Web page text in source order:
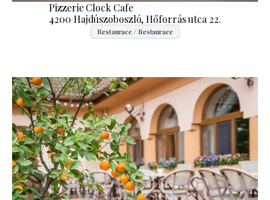
Pizzerie Clock Cafe
4200 Hajdúszoboszló, Hőforrás utca 22.
Restaurace / Restaurace